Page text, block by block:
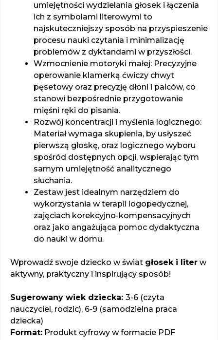
umiejętności wydzielania głosek i łączenia
ich z symbolami literowymi to
najskuteczniejszy sposób na przyspieszenie
procesu nauki czytania i minimalizację
problemów z dyktandami w przyszłości.
Wzmocnienie motoryki małej: Precyzyjne
operowanie klamerką ćwiczy chwyt
pęsetowy oraz precyzję dłoni i palców, co
stanowi bezpośrednie przygotowanie
mięśni ręki do pisania.
Rozwój koncentracji i myślenia logicznego:
Materiał wymaga skupienia, by usłyszeć
pierwszą głoskę, oraz logicznego wyboru
spośród dostępnych opcji, wspierając tym
samym umiejętność analitycznego
słuchania.
Zestaw jest idealnym narzędziem do
wykorzystania w terapii logopedycznej,
zajęciach korekcyjno-kompensacyjnych
oraz jako angażująca pomoc dydaktyczna
do nauki w domu.
Wprowadź swoje dziecko w świat głosek i liter w
aktywny, praktyczny i inspirujący sposób!
Sugerowany wiek dziecka: 3-6 (czyta
nauczyciel, rodzic), 6-9 (samodzielna praca
dziecka)
Format: Produkt cyfrowy w formacie PDF